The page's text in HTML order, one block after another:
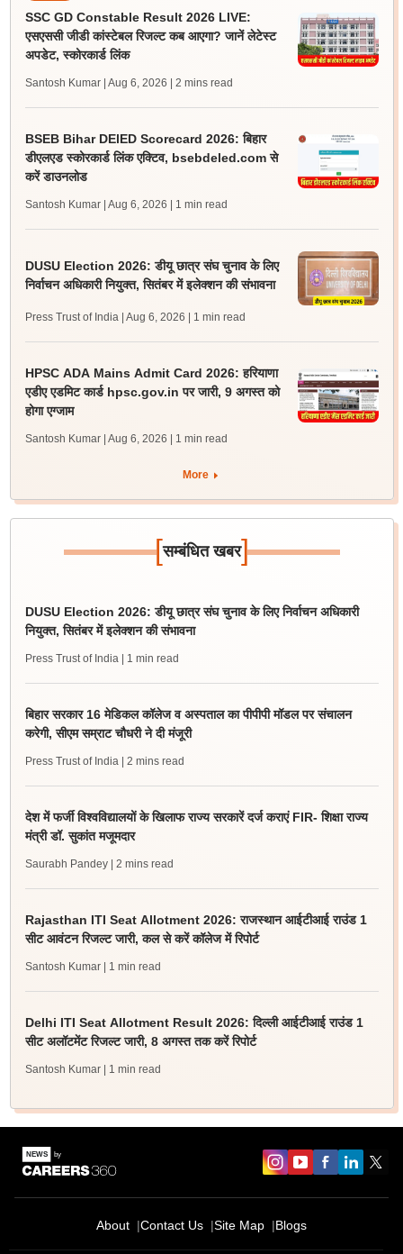
SSC GD Constable Result 2026 LIVE:
एसएससी जीडी कांस्टेबल रिजल्ट कब आएगा? जानें लेटेस्ट
अपडेट, स्कोरकार्ड लिंक
Santosh Kumar | Aug 6, 2026 | 2 mins read
BSEB Bihar DElED Scorecard 2026: बिहार
डीएलएड स्कोरकार्ड लिंक एक्टिव, bsebdeled.com से
करें डाउनलोड
Santosh Kumar | Aug 6, 2026 | 1 min read
DUSU Election 2026: डीयू छात्र संघ चुनाव के लिए
निर्वाचन अधिकारी नियुक्त, सितंबर में इलेक्शन की संभावना
Press Trust of India | Aug 6, 2026 | 1 min read
HPSC ADA Mains Admit Card 2026: हरियाणा
एडीए एडमिट कार्ड hpsc.gov.in पर जारी, 9 अगस्त को
होगा एग्जाम
Santosh Kumar | Aug 6, 2026 | 1 min read
More
[सम्बंधित खबर]
DUSU Election 2026: डीयू छात्र संघ चुनाव के लिए निर्वाचन अधिकारी
नियुक्त, सितंबर में इलेक्शन की संभावना
Press Trust of India | 1 min read
बिहार सरकार 16 मेडिकल कॉलेज व अस्पताल का पीपीपी मॉडल पर संचालन
करेगी, सीएम सम्राट चौधरी ने दी मंजूरी
Press Trust of India | 2 mins read
देश में फर्जी विश्वविद्यालयों के खिलाफ राज्य सरकारें दर्ज कराएं FIR- शिक्षा राज्य
मंत्री डॉ. सुकांत मजूमदार
Saurabh Pandey | 2 mins read
Rajasthan ITI Seat Allotment 2026: राजस्थान आईटीआई राउंड 1
सीट आवंटन रिजल्ट जारी, कल से करें कॉलेज में रिपोर्ट
Santosh Kumar | 1 min read
Delhi ITI Seat Allotment Result 2026: दिल्ली आईटीआई राउंड 1
सीट अलॉटमेंट रिजल्ट जारी, 8 अगस्त तक करें रिपोर्ट
Santosh Kumar | 1 min read
About Contact Us Site Map Blogs